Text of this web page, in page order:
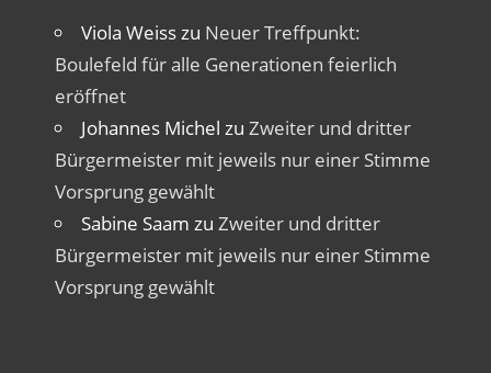
Viola Weisszu Neuer Treffpunkt:
Boulefeld für alle Generationen feierlich
eröffnet
Johannes Michel zu Zweiter und dritter
Bürgermeister mit jeweils nur einer Stimme
Vorsprung gewählt
Sabine Saam zu Zweiter und dritter
Bürgermeister mit jeweils nur einer Stimme
Vorsprung gewählt